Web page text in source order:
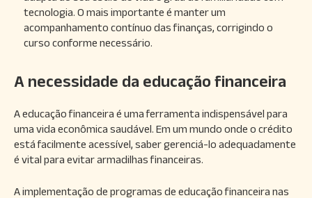
tecnologia. O mais importante é manter um
acompanhamento contínuo das finanças, corrigindo o
curso conforme necessário.
A necessidade da educação financeira
A educação financeira é uma ferramenta indispensável para
uma vida econômica saudável. Em um mundo onde o crédito
está facilmente acessível, saber gerenciá-lo adequadamente
é vital para evitar armadilhas financeiras.
A implementação de programas de educação financeira nas